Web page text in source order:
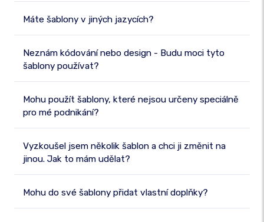
Máte šablony v jiných jazycích?
Neznám kódování nebo design - Budu moci tyto
šablony používat?
Mohu použít šablony, které nejsou určeny speciálně
pro mé podnikání?
Vyzkoušel jsem několik šablon a chci ji změnit na
jinou. Jak to mám udělat?
Mohu do své šablony přidat vlastní doplňky?